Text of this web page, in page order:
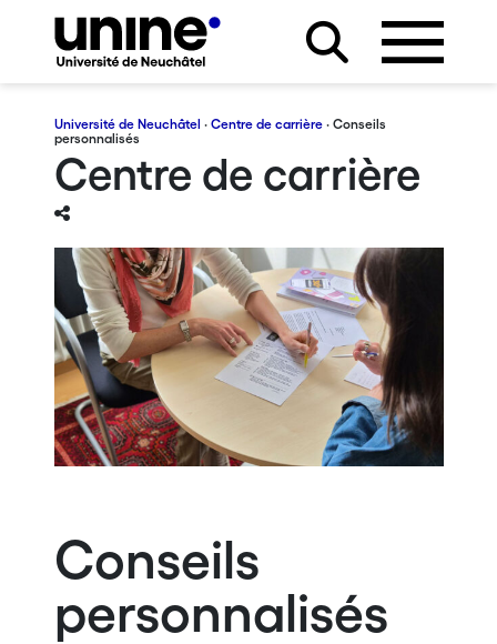
Université de Neuchâtel · Centre de carrière· Conseils
personnalisés
Centre de carrière
Conseils
personnalisés